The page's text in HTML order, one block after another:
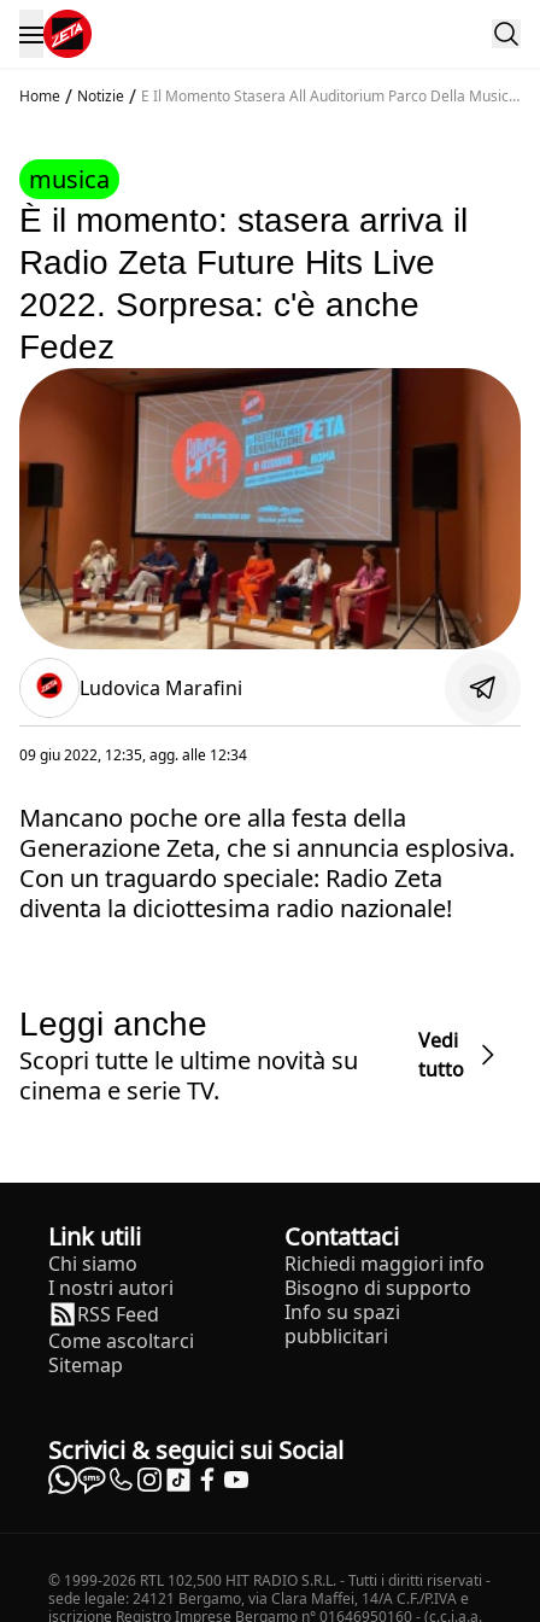
Home / Notizie / E Il Momento Stasera All Auditorium Parco Della Musica
musica
È il momento: stasera arriva il
Radio Zeta Future Hits Live
2022. Sorpresa: c'è anche
Fedez
Ludovica Marafini
09 giu 2022, 12:35, agg. alle 12:34
Mancano poche ore alla festa della
Generazione Zeta, che si annuncia esplosiva.
Con un traguardo speciale: Radio Zeta
diventa la diciottesima radio nazionale!
Leggi anche
Scopri tutte le ultime novità su
cinema e serie TV.
Vedi
tutto
Link utili
Chi siamo
I nostri autori
RSS Feed
Come ascoltarci
Sitemap
Contattaci
Richiedi maggiori info
Bisogno di supporto
Info su spazi
pubblicitari
Scrivici & seguici sui Social
© 1999-2026 RTL 102,500 HIT RADIO S.R.L. - Tutti i diritti riservati -
sede legale: 24121 Bergamo, via Clara Maffei, 14/A C.F./P.IVA e
iscrizione Registro Imprese Bergamo n° 01646950160 - (c.c.i.a.a.